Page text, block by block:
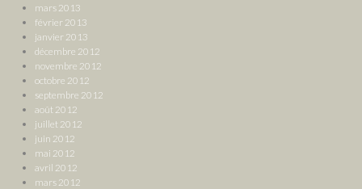
mars 2013
février 2013
janvier 2013
décembre 2012
novembre 2012
octobre 2012
septembre 2012
août 2012
juillet 2012
juin 2012
mai 2012
avril 2012
mars 2012